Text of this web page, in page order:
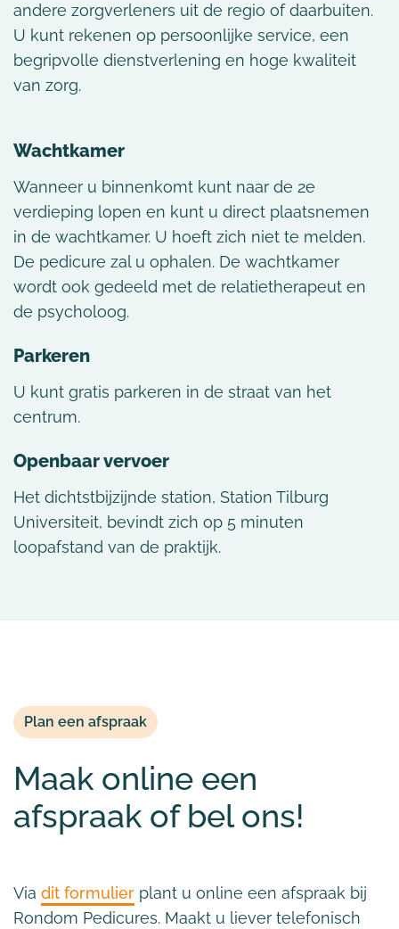
andere zorgverleners uit de regio of daarbuiten.
U kunt rekenen op persoonlijke service, een
begripvolle dienstverlening en hoge kwaliteit
van zorg.
Wachtkamer
Wanneer u binnenkomt kunt naar de 2e
verdieping lopen en kunt u direct plaatsnemen
in de wachtkamer. U hoeft zich niet te melden.
De pedicure zal u ophalen. De wachtkamer
wordt ook gedeeld met de relatietherapeut en
de psycholoog.
Parkeren
U kunt gratis parkeren in de straat van het
centrum.
Openbaar vervoer
Het dichtstbijzijnde station, Station Tilburg
Universiteit, bevindt zich op 5 minuten
loopafstand van de praktijk.
Plan een afspraak
Maak online een
afspraak of bel ons!
Via dit formulier plant u online een afspraak bij
Rondom Pedicures. Maakt u liever telefonisch